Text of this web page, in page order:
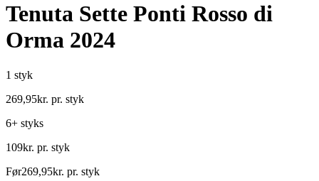
Tenuta Sette Ponti Rosso di
Orma 2024
1 styk
269,95kr. pr. styk
6+ styks
109kr. pr. styk
Før269,95kr. pr. styk